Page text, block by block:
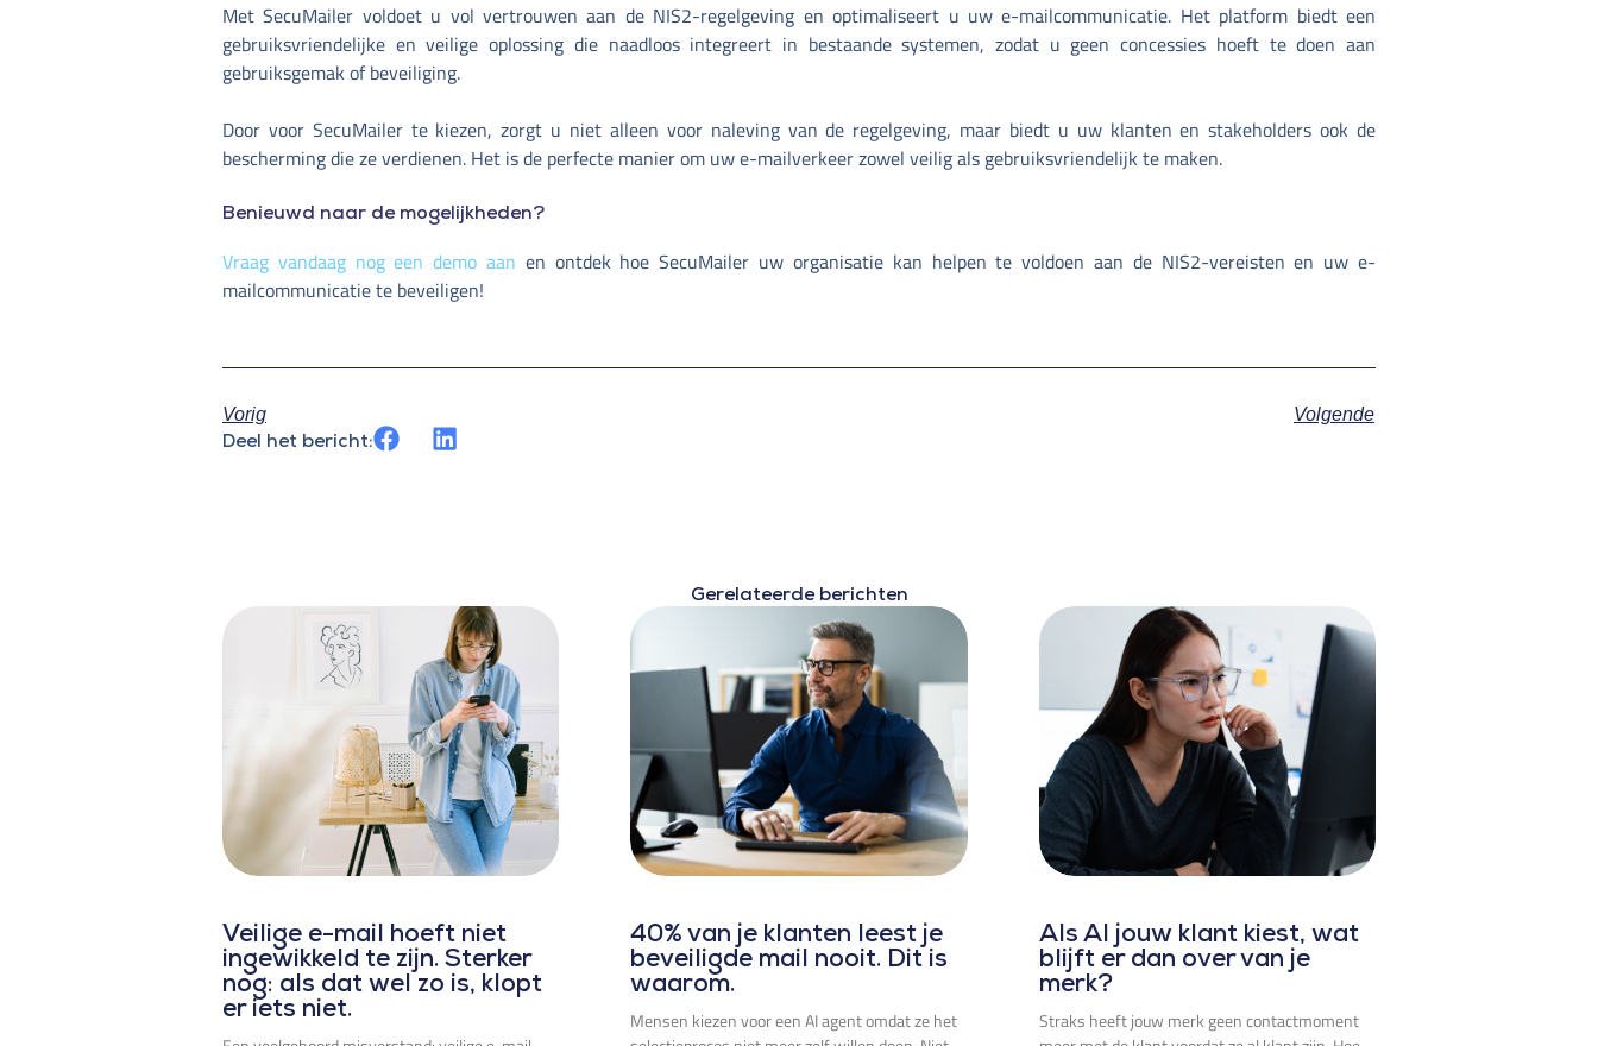
Met SecuMailer voldoet u vol vertrouwen aan de NIS2-regelgeving en optimaliseert u uw e-mailcommunicatie. Het platform biedt een
gebruiksvriendelijke en veilige oplossing die naadloos integreert in bestaande systemen, zodat u geen concessies hoeft te doen aan
gebruiksgemak of beveiliging.
Door voor SecuMailer te kiezen, zorgt u niet alleen voor naleving van de regelgeving, maar biedt u uw klanten en stakeholders ook de
bescherming die ze verdienen. Het is de perfecte manier om uw e-mailverkeer zowel veilig als gebruiksvriendelijk te maken.
Benieuwd naar de mogelijkheden?
Vraag vandaag nog een demo aan en ontdek hoe SecuMailer uw organisatie kan helpen te voldoen aan de NIS2-vereisten en uw e-
mailcommunicatie te beveiligen!
Vorig Volgende
Deel het bericht:
Gerelateerde berichten
Veilige e-mail hoeft niet
ingewikkeld te zijn. Sterker
nog: als dat wel zo is, klopt
er iets niet.
40% van je klanten leest je
beveiligde mail nooit. Dit is
waarom.
Mensen kiezen voor een AI agent omdat ze het
Als AI jouw klant kiest, wat
blijft er dan over van je
merk?
Straks heeft jouw merk geen contactmoment